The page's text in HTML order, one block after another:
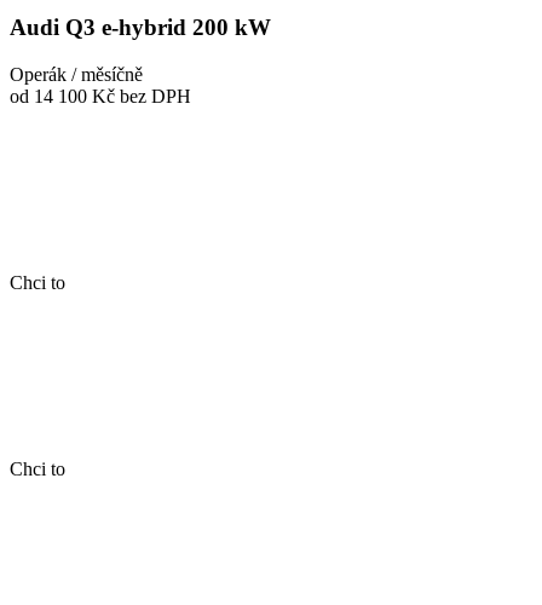
Audi Q3 e-hybrid 200 kW
Operák / měsíčně
od 14 100 Kč bez DPH
Chci to
Chci to